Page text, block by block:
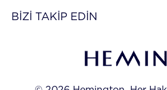
BİZİ TAKİP EDİN